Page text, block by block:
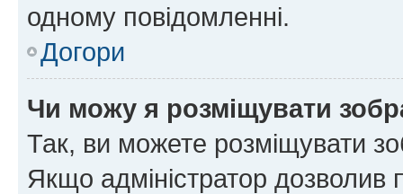
одному повідомленні.
Догори
Чи можу я розміщувати
Так, ви можете розміщувати
Якщо адміністратор